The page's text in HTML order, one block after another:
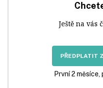
Ještě na vás
PŘEDPLATIT
První 2